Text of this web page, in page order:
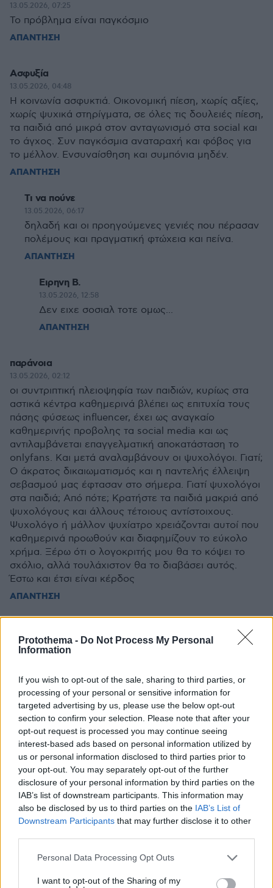
Protothema - Do Not Process My Personal
Information
If you wish to opt-out of the sale, sharing to third parties, or
processing of your personal or sensitive information for
targeted advertising by us, please use the below opt-out
section to confirm your selection. Please note that after your
opt-out request is processed you may continue seeing
interest-based ads based on personal information utilized by
us or personal information disclosed to third parties prior to
your opt-out. You may separately opt-out of the further
disclosure of your personal information by third parties on the
IAB’s list of downstream participants. This information may
also be disclosed by us to third parties on the IAB’s List of
Downstream Participants that may further disclose it to other
Please note that this website/app uses one or more Google
not limited to your visit or usage behaviour. You may click to
Personal Data Processing Opt Outs
I want to opt-out of the Sharing of my
13.05.2026, 07:25
Το πρόβλημα είναι παγκόσμιο
ΑΠΑΝΤΗΣΗ
Ασφυξία
13.05.2026, 04:48
Η κοινωνία ασφυκτιά. Οικονομική πίεση, χωρίς αξίες,
χωρίς ψυχικά στηρίγματα, σε όλες τις δουλειές πίεση,
τα παιδιά από μικρά στον ανταγωνισμό στα social και
το άγχος. Συν παγκόσμια αναταραχή και φόβος για
το μέλλον. Ενσυναίσθηση και συμπόνια μηδέν.
ΑΠΑΝΤΗΣΗ
Τι να πούνε
13.05.2026, 06:17
δηλαδή και οι προηγούμενες γενιές που πέρασαν
πολέμους και πραγματική φτώχεια και πείνα.
ΑΠΑΝΤΗΣΗ
Ειρηνη Β.
13.05.2026, 12:58
Δεν ειχε σοσιαλ τοτε ομως...
ΑΠΑΝΤΗΣΗ
παράνοια
13.05.2026, 02:12
οι συντριπτική πλειοψηφία των παιδιών, κυρίως στα
αστικά κέντρα καθημερινά βλέπει ως επιτυχία τους
πάσης φύσεως influencer, έχει ως αναγκαίο
καθημερινής προβολης τα social media και ως
αντιλαμβάνεται επαγγελματική αποκατάσταση το
onlyfans. Και μετά αναλαμβάνουν οι ψυχολόγοι. Γιατί;
Ο άκρατος δικαιωματισμός και η παντελής έλλειψη
σεβασμού μας έφτασαν στο σήμερα. Γιατί ψυχολόγοι
στα παιδιά; Από πότε; Κρατήστε τα παιδιά μακριά από
ψυχολόγους και άλλους τέτοιους αντίστοιχους.
Ψυχολόγο ή μάλλον ψυχίατρο χρειάζονται αυτοί που
καθημερινά προωθούν και διαφημίζουν το εύκολο
χρήμα. Ξέρω ότι ο λογοκριτής μου θα το κόψει το
σχόλιο, αλλά τουλάχιστον θα το διαβάσει αυτός.
Έστω και έτσι είναι κέρδος
ΑΠΑΝΤΗΣΗ
στο να πηγαίνουμε κατόπιν εορτής. Ένα κλιμάκιο για
να αλλάξουν το σύστημα των Πανελλαδικών
έφτιαξαν;;
ΑΠΑΝΤΗΣΗ
Ντενις
13.05.2026, 03:53
Σωστος...... Κοντευουν να κλεισουν τα 50 οι
πανελληνιες.....
ΑΠΑΝΤΗΣΗ
Χρήστος
Πόσα πσιδιά έχει το σχολείο,τί να προλάβει να δεί.να